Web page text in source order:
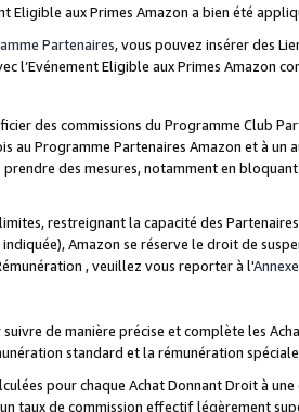
Eligible aux Primes Amazon a bien été
Partenaires, vous pouvez insérer des
l’Evénement Eligible aux Primes Amazon
des commissions du Programme Club
au Programme Partenaires Amazon et à
des mesures, notamment en
restreignant la capacité des
Amazon se réserve le droit de
, veuillez vous reporter à l'Annexe
de manière précise et complète les
standard et la rémunération
pour chaque Achat Donnant Droit à
taux de commission effectif légèrement